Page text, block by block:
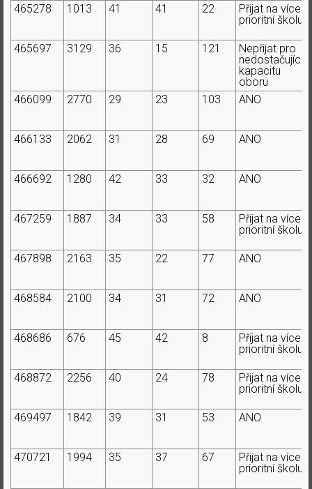
465278
1013 41 41 22
Přijat na více
prioritní školu
465697
3129 36 15 121
Nepřijat pro
nedostačující
kapacitu
oboru
466099 2770 29 23 103 ANO
466133
2062 31 28 69 ANO
466692
1280 42 33 32 ANO
467259
1887 34 33 58
Přijat na více
prioritní školu
467898
2163 35 22 77 ANO
468584
2100 34 31 72 ANO
468686
676 45 42 8
Přijat na více
prioritní školu
468872
2256 40 24 78
Přijat na více
prioritní školu
469497
1842 39 31 53 ANO
470721
1994 35 37 67
Přijat na více
prioritní školu